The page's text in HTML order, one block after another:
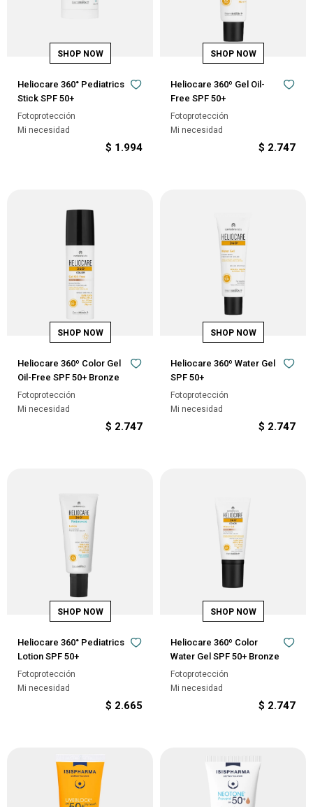
Heliocare 360° Pediatrics
Stick SPF 50+
Fotoprotección
Mi necesidad
$ 1.994
Heliocare 360º Gel Oil-
Free SPF 50+
Fotoprotección
Mi necesidad
$ 2.747
Heliocare 360º Color Gel
Oil-Free SPF 50+ Bronze
Fotoprotección
Mi necesidad
$ 2.747
Heliocare 360º Water Gel
SPF 50+
Fotoprotección
Mi necesidad
$ 2.747
Heliocare 360° Pediatrics
Lotion SPF 50+
Fotoprotección
Mi necesidad
$ 2.665
Heliocare 360º Color
Water Gel SPF 50+ Bronze
Fotoprotección
Mi necesidad
$ 2.747